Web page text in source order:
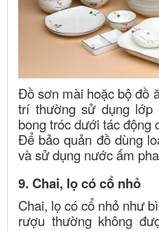
Đồ sơn mài hoặc bộ đồ
trí thường sử dụng
bong tróc dưới tác động
Để bảo quản đồ dùng
và sử dụng nước ấm
9. Chai, lọ có cổ nhỏ
Chai, lọ có cổ nhỏ như
rượu thường không